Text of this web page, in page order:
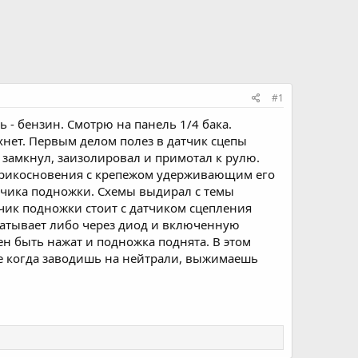
#1
- бензин. Смотрю на панель 1/4 бака.
Первым делом полез в датчик сцепы
заизолировал и примотал к рулю.
с крепежом удерживающим его
подножки. Схемы выдирал с темы
подножки стоит с датчиком сцепления
либо через диод и включенную
быть нажат и подножка поднята. В этом
когда заводишь на нейтрали, выжимаешь